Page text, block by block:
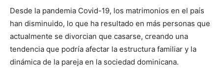
Desde la pandemia Covid-19, los matrimonios en el país
han disminuido, lo que ha resultado en más personas que
actualmente se divorcian que casarse, creando una
tendencia que podría afectar la estructura familiar y la
dinámica de la pareja en la sociedad dominicana.